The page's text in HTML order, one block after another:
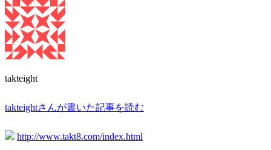
takteight
takteightさんが書いた記事を読む
http://www.takt8.com/index.html